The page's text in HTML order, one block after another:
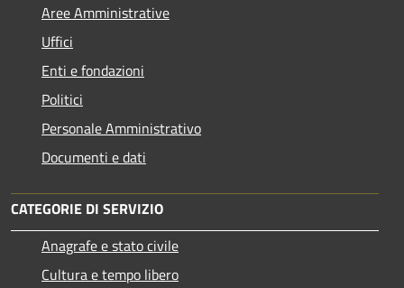
Aree Amministrative
Uffici
Enti e fondazioni
Politici
Personale Amministrativo
Documenti e dati
CATEGORIE DI SERVIZIO
Anagrafe e stato civile
Cultura e tempo libero